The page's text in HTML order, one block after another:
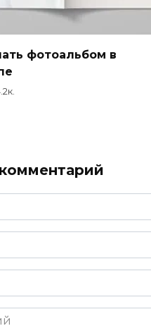
фотоальбом в